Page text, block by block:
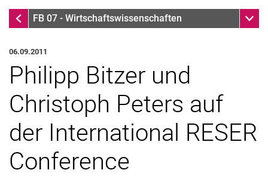
Suchen (öffnet externen Link in einem
InfothekFB 07 - Wirtschaftswissenschaften
06.09.2011
Philipp Bitzer und
Christoph Peters auf
der International RESER
Conference